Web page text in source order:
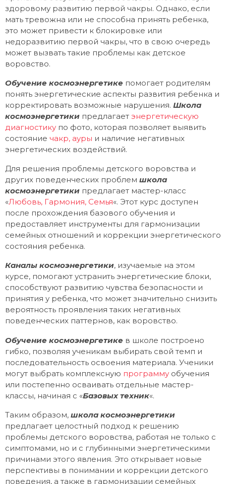
здоровому развитию первой чакры. Однако, если
мать тревожна или не способна принять ребенка,
это может привести к блокировке или
недоразвитию первой чакры, что в свою очередь
может вызвать такие проблемы как детское
воровство.
Обучение космоэнергетике помогает родителям
понять энергетические аспекты развития ребенка и
корректировать возможные нарушения. Школа
космоэнергетики предлагает энергетическую
диагностику по фото, которая позволяет выявить
состояние чакр, ауры и наличие негативных
энергетических воздействий.
Для решения проблемы детского воровства и
других поведенческих проблем школа
космоэнергетики предлагает мастер-класс
«Любовь, Гармония, Семья«. Этот курс доступен
после прохождения базового обучения и
предоставляет инструменты для гармонизации
семейных отношений и коррекции энергетического
состояния ребенка.
Каналы космоэнергетики, изучаемые на этом
курсе, помогают устранить энергетические блоки,
способствуют развитию чувства безопасности и
принятия у ребенка, что может значительно снизить
вероятность проявления таких негативных
поведенческих паттернов, как воровство.
Обучение космоэнергетике в школе построено
гибко, позволяя ученикам выбирать свой темп и
последовательность освоения материала. Ученики
могут выбрать комплексную программу обучения
или постепенно осваивать отдельные мастер-
классы, начиная с «Базовых техник«.
Таким образом, школа космоэнергетики
предлагает целостный подход к решению
проблемы детского воровства, работая не только с
симптомами, но и с глубинными энергетическими
причинами этого явления. Это открывает новые
перспективы в понимании и коррекции детского
поведения, а также в гармонизации семейных